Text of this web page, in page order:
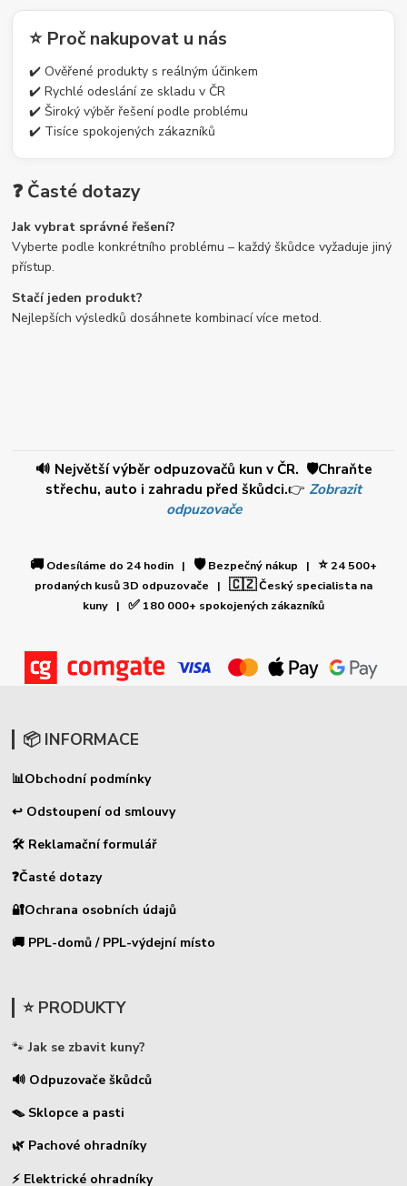
⭐ Proč nakupovat u nás
✔️ Ověřené produkty s reálným účinkem
✔️ Rychlé odeslání ze skladu v ČR
✔️ Široký výběr řešení podle problému
✔️ Tisíce spokojených zákazníků
❓ Časté dotazy
Jak vybrat správné řešení?
Vyberte podle konkrétního problému – každý škůdce vyžaduje jiný
přístup.
Stačí jeden produkt?
Nejlepších výsledků dosáhnete kombinací více metod.
🔊 Největší výběr odpuzovačů kun v ČR. 🛡️Chraňte
střechu, auto i zahradu před škůdci.👉 Zobrazit
odpuzovače
🚚 Odesíláme do 24 hodin | 🛡️Bezpečný nákup | ⭐24 500+
prodaných kusů 3D odpuzovače | 🇨🇿Český specialista na
kuny | ✅ 180 000+ spokojených zákazníků
📦 INFORMACE
📊Obchodní podmínky
↩ Odstoupení od smlouvy
🛠 Reklamační formulář
❓Časté dotazy
🔐Ochrana osobních údajů
🚚 PPL-domů / PPL-výdejní místo
⭐ PRODUKTY
🐾 Jak se zbavit kuny?
🔊 Odpuzovače škůdců
🪤 Sklopce a pasti
🌿 Pachové ohradníky
⚡ Elektrické ohradníky